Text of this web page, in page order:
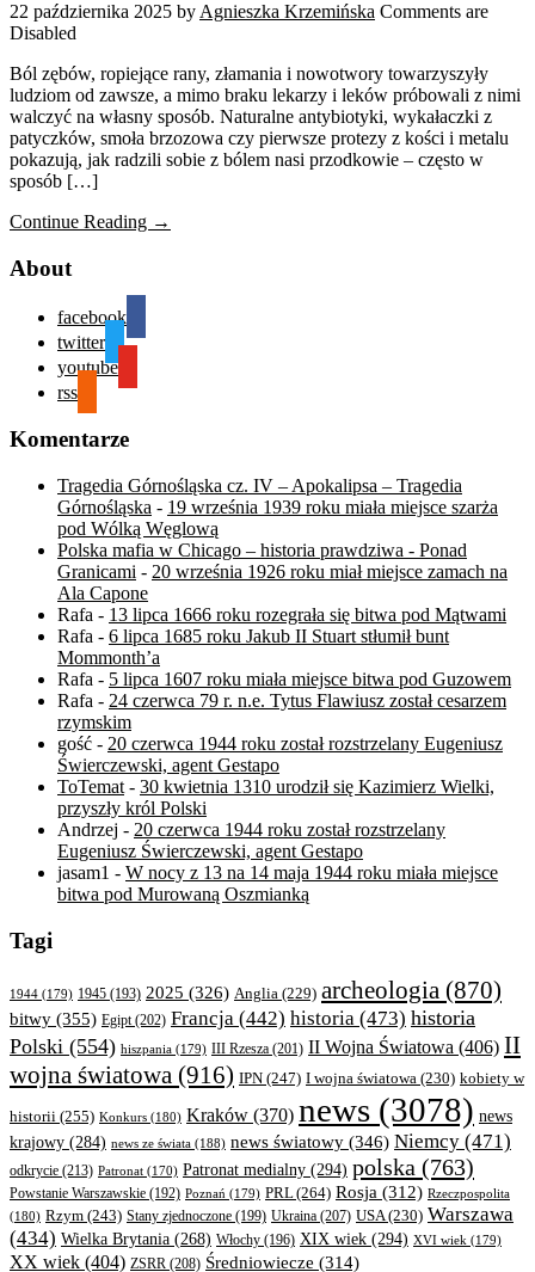
22 października 2025 by Agnieszka Krzemińska Comments are
Disabled
Ból zębów, ropiejące rany, złamania i nowotwory towarzyszyły
ludziom od zawsze, a mimo braku lekarzy i leków próbowali z nimi
walczyć na własny sposób. Naturalne antybiotyki, wykałaczki z
patyczków, smoła brzozowa czy pierwsze protezy z kości i metalu
pokazują, jak radzili sobie z bólem nasi przodkowie – często w
sposób […]
Continue Reading →
About
facebook
twitter
youtube
rss
Komentarze
Tragedia Górnośląska cz. IV – Apokalipsa – Tragedia
Górnośląska - 19 września 1939 roku miała miejsce szarża
pod Wólką Węglową
Polska mafia w Chicago – historia prawdziwa - Ponad
Granicami - 20 września 1926 roku miał miejsce zamach na
Ala Capone
Rafa - 13 lipca 1666 roku rozegrała się bitwa pod Mątwami
Rafa - 6 lipca 1685 roku Jakub II Stuart stłumił bunt
Mommonth’a
Rafa - 5 lipca 1607 roku miała miejsce bitwa pod Guzowem
Rafa - 24 czerwca 79 r. n.e. Tytus Flawiusz został cesarzem
rzymskim
gość - 20 czerwca 1944 roku został rozstrzelany Eugeniusz
Świerczewski, agent Gestapo
ToTemat - 30 kwietnia 1310 urodził się Kazimierz Wielki,
przyszły król Polski
Andrzej - 20 czerwca 1944 roku został rozstrzelany
Eugeniusz Świerczewski, agent Gestapo
jasam1 - W nocy z 13 na 14 maja 1944 roku miała miejsce
bitwa pod Murowaną Oszmianką
Tagi
1944 (179) 1945 (193) 2025 (326) Anglia (229) archeologia (870)
bitwy (355) Egipt(202) Francja (442) historia (473) historia
Polski (554) hiszpania (179) III Rzesza (201) II Wojna Światowa (406) II
wojna światowa (916) IPN (247) I wojna światowa (230) kobiety w
historii (255) Konkurs (180) Kraków (370) news (3078) news
krajowy (284) news ze świata (188) news światowy (346) Niemcy (471)
odkrycie (213) Patronat (170) Patronat medialny (294) polska (763)
Powstanie Warszawskie (192) Poznań (179) PRL(264) Rosja (312) Rzeczpospolita
(180) Rzym (243) Stany zjednoczone (199) Ukraina (207) USA(230) Warszawa
(434) Wielka Brytania (268) Włochy (196) XIX wiek (294) XVI wiek (179)
XX wiek (404) ZSRR (208) Średniowiecze (314)